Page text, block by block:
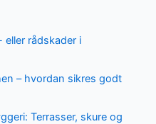
rådskader i
– hvordan sikres godt
Terrasser, skure og